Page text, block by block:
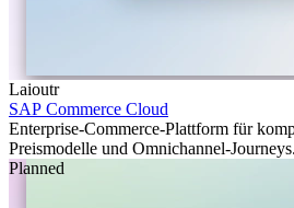
Laioutr
SAP Commerce Cloud
Enterprise-Commerce-Plattform für
Preismodelle und Omnichannel-Journeys.
Planned